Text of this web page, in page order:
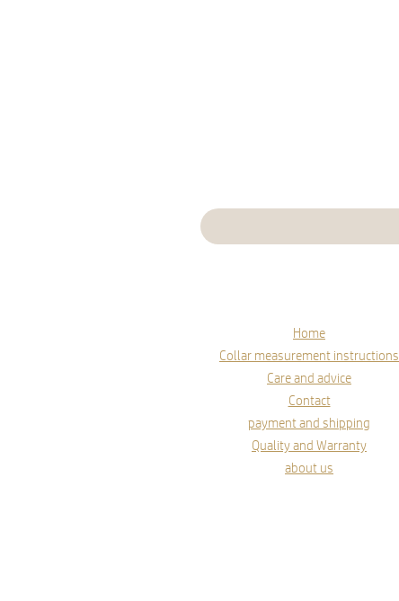
Home
Collar measurement instructions
Care and advice
Contact
payment and shipping
Quality and Warranty
about us